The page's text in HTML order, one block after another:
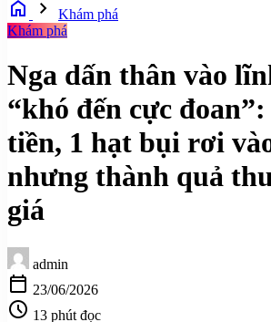
home chevron_right
Khám phá
Khám phá
Nga dấn thân vào
“khó đến cực
tiền, 1 hạt bụi rơi
nhưng thành quả
giá
admin
calendar_today 23/06/2026
schedule 13 phút đọc